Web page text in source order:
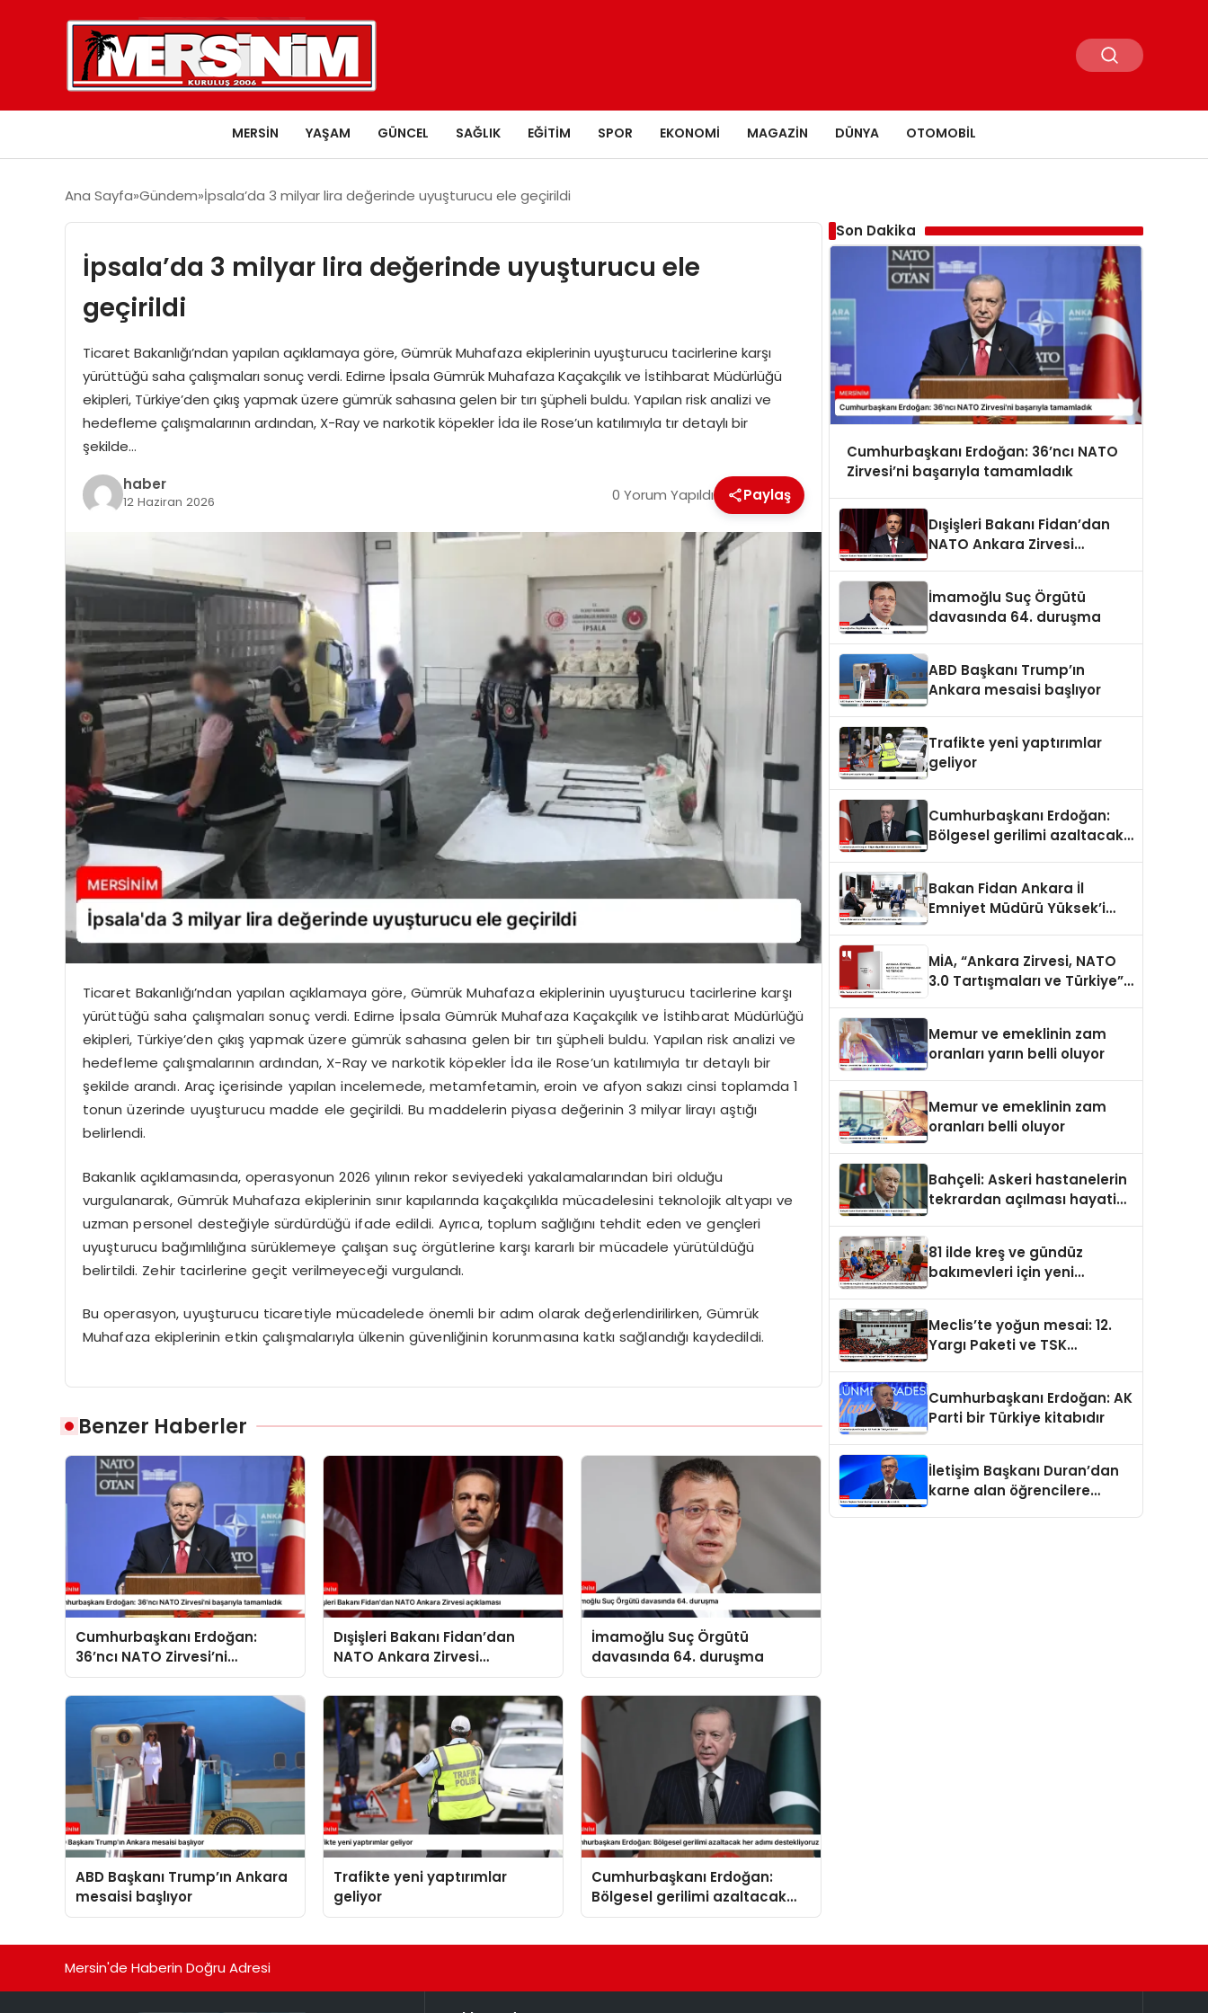
MERSIN YAŞAM GÜNCEL SAĞLIK EĞITIM SPOR EKONOMI MAGAZIN DÜNYA OTOMOBIL
Ana Sayfa Gündem İpsala’da 3 milyar lira değerinde uyuşturucu ele geçirildi
İpsala’da 3 milyar lira değerinde uyuşturucu ele
geçirildi
Ticaret Bakanlığı’ndan yapılan açıklamaya göre, Gümrük Muhafaza ekiplerinin uyuşturucu tacirlerine karşı
yürüttüğü saha çalışmaları sonuç verdi. Edirne İpsala Gümrük Muhafaza Kaçakçılık ve İstihbarat Müdürlüğü
ekipleri, Türkiye’den çıkış yapmak üzere gümrük sahasına gelen bir tırı şüpheli buldu. Yapılan risk analizi ve
hedefleme çalışmalarının ardından, X-Ray ve narkotik köpekler İda ile Rose’un katılımıyla tır detaylı bir
şekilde…
haber
12 Haziran 2026 0 Yorum Yapıldı Paylaş
Ticaret Bakanlığı’ndan yapılan açıklamaya göre, Gümrük Muhafaza ekiplerinin uyuşturucu tacirlerine karşı
yürüttüğü saha çalışmaları sonuç verdi. Edirne İpsala Gümrük Muhafaza Kaçakçılık ve İstihbarat Müdürlüğü
ekipleri, Türkiye’den çıkış yapmak üzere gümrük sahasına gelen bir tırı şüpheli buldu. Yapılan risk analizi ve
hedefleme çalışmalarının ardından, X-Ray ve narkotik köpekler İda ile Rose’un katılımıyla tır detaylı bir
şekilde arandı. Araç içerisinde yapılan incelemede, metamfetamin, eroin ve afyon sakızı cinsi toplamda 1
tonun üzerinde uyuşturucu madde ele geçirildi. Bu maddelerin piyasa değerinin 3 milyar lirayı aştığı
belirlendi.
Bakanlık açıklamasında, operasyonun 2026 yılının rekor seviyedeki yakalamalarından biri olduğu
vurgulanarak, Gümrük Muhafaza ekiplerinin sınır kapılarında kaçakçılıkla mücadelesini teknolojik altyapı ve
uzman personel desteğiyle sürdürdüğü ifade edildi. Ayrıca, toplum sağlığını tehdit eden ve gençleri
uyuşturucu bağımlılığına sürüklemeye çalışan suç örgütlerine karşı kararlı bir mücadele yürütüldüğü
belirtildi. Zehir tacirlerine geçit verilmeyeceği vurgulandı.
Bu operasyon, uyuşturucu ticaretiyle mücadelede önemli bir adım olarak değerlendirilirken, Gümrük
Muhafaza ekiplerinin etkin çalışmalarıyla ülkenin güvenliğinin korunmasına katkı sağlandığı kaydedildi.
Benzer Haberler
Cumhurbaşkanı Erdoğan:
36’ncı NATO Zirvesi’ni
başarıyla tamamladık
Dışişleri Bakanı Fidan’dan
NATO Ankara Zirvesi
açıklaması
İmamoğlu Suç Örgütü
davasında 64. duruşma
ABD Başkanı Trump’ın Ankara
mesaisi başlıyor
Trafikte yeni yaptırımlar
geliyor
Cumhurbaşkanı Erdoğan:
Bölgesel gerilimi azaltacak
her adımı destekliyoruz
Son Dakika
Cumhurbaşkanı Erdoğan: 36’ncı NATO
Zirvesi’ni başarıyla tamamladık
Dışişleri Bakanı Fidan’dan
NATO Ankara Zirvesi
İmamoğlu Suç Örgütü
davasında 64. duruşma
ABD Başkanı Trump’ın
Ankara mesaisi başlıyor
Trafikte yeni yaptırımlar
geliyor
Cumhurbaşkanı Erdoğan:
Bölgesel gerilimi azaltacak
Bakan Fidan Ankara İl
Emniyet Müdürü Yüksek’i
MİA, “Ankara Zirvesi, NATO
3.0 Tartışmaları ve Türkiye”
Memur ve emeklinin zam
oranları yarın belli oluyor
Memur ve emeklinin zam
oranları belli oluyor
Bahçeli: Askeri hastanelerin
tekrardan açılması hayati
81 ilde kreş ve gündüz
bakımevleri için yeni
Meclis’te yoğun mesai: 12.
Yargı Paketi ve TSK
Cumhurbaşkanı Erdoğan: AK
Parti bir Türkiye kitabıdır
İletişim Başkanı Duran’dan
karne alan öğrencilere
Mersin'de Haberin Doğru Adresi